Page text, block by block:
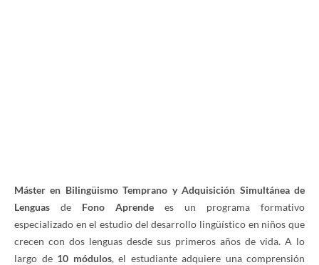
Máster en Bilingüismo Temprano y Adquisición Simultánea de
Lenguas de Fono Aprende es un programa formativo
especializado en el estudio del desarrollo lingüístico en niños que
crecen con dos lenguas desde sus primeros años de vida. A lo
largo de 10 módulos, el estudiante adquiere una comprensión